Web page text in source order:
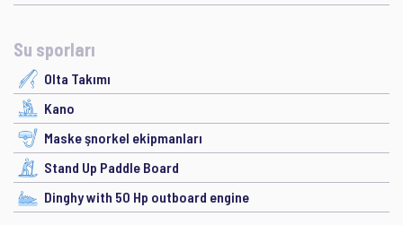
Su sporları
Olta Takımı
Kano
Maske şnorkel ekipmanları
Stand Up Paddle Board
Dinghy with 50 Hp outboard engine